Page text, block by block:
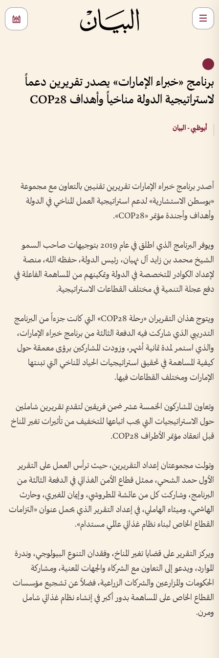
برنامج «خبراء الإمارات» يصدر تقريرين دعماً
لاستراتيجية الدولة مناخياً وأهداف COP28
أبوظبي - البيان
أصدر برنامج خبراء الإمارات تقريرين تقنيين بالتعاون مع مجموعة
«بوسطن الاستشارية» لدعم استراتيجية العمل المناخي في الدولة
وأهداف وأجندة مؤتمر «COP28».
ويوفر البرنامج الذي اطلق في عام 2019 بتوجيهات صاحب السمو
الشيخ محمد بن زايد آل نهيان، رئيس الدولة، حفظه الله، منصة
لإعداد الكوادر المتخصصة في الدولة وتمكينهم من المساهمة الفاعلة في
دفع عجلة التنمية في مختلف القطاعات الاستراتيجية.
ويتوج هذان التقريران «رحلة COP28» التي كانت جزءاً من البرنامج
التدريبي الذي شاركت فيه الدفعة الثالثة من برنامج خبراء الإمارات،
والذي استمر لمدة ثمانية أشهر، وزودت المشاركين برؤى معمقة حول
كيفية المساهمة في تحقيق استراتيجيات الحياد المناخي التي تبنتها
الإمارات ومختلف القطاعات فيها.
وتعاون المشاركون الخمسة عشر ضمن فريقين لتقديم تقريرين شاملين
حول الاستراتيجيات التي يجب اتباعها للتخفيف من تأثيرات تغير المناخ
قبل انعقاد مؤتمر الأطراف COP28.
وتولت مجموعتان إعداد التقريرين، حيث ترأس العمل على التقرير
الأول حمد الشحي، ممثل قطاع الأمن الغذائي في الدفعة الثالثة من
البرنامج، وشاركت كل من عائشة المطروشي، وإيمان المغيري، وحارث
الهاشمي، وميثاء الهاملي، في إعداد التقرير الذي يحمل عنوان «التزامات
القطاع الخاص لبناء نظام غذائي عالمي مستدام».
ويركز التقرير على قضايا تغير المناخ، وفقدان التنوع البيولوجي، وندرة
الموارد، ويدعو إلى التعاون مع الشركاء والجهات المعنية، ومشاركة
الحكومات والمزارعين والشركات الزراعية، فضلاً عن تشجيع مؤسسات
القطاع الخاص على المساهمة بدور أكبر في إنشاء نظام غذائي شامل
ومرن.